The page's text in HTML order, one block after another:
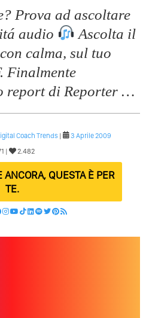
Prova ad ascoltare
audio
Ascolta il
calma, sul tuo
Finalmente
report di Reporter …
Coach Trends |
3 Aprile 2009
|
2.482
QUESTA È PER
TE.